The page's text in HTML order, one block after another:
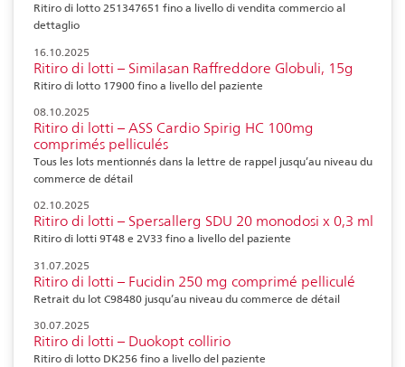
Ritiro di lotto 251347651 fino a livello di vendita commercio al
dettaglio
16.10.2025
Ritiro di lotti – Similasan Raffreddore Globuli, 15g
Ritiro di lotto 17900 fino a livello del paziente
08.10.2025
Ritiro di lotti – ASS Cardio Spirig HC 100mg
comprimés pelliculés
Tous les lots mentionnés dans la lettre de rappel jusqu’au niveau du
commerce de détail
02.10.2025
Ritiro di lotti – Spersallerg SDU 20 monodosi x 0,3 ml
Ritiro di lotti 9T48 e 2V33 fino a livello del paziente
31.07.2025
Ritiro di lotti – Fucidin 250 mg comprimé pelliculé
Retrait du lot C98480 jusqu’au niveau du commerce de détail
30.07.2025
Ritiro di lotti – Duokopt collirio
Ritiro di lotto DK256 fino a livello del paziente